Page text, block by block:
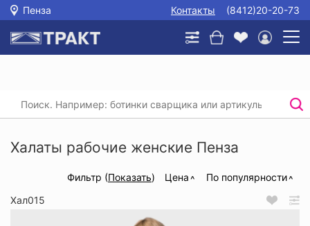
Пенза Контакты (8412)20-20-73
Главная / /
Халаты рабочие женские
Халаты рабочие женские Пенза
Фильтр (Показать) Цена
По популярности
Хал015